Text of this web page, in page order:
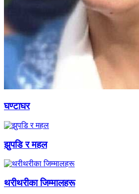
घण्टाघर
झुपडि र महल
थरीथरीका जिम्मालहरू